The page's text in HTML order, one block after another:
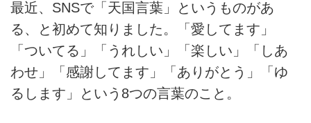
最近、SNSで「天国言葉」というものがあ
る、と初めて知りました。「愛してます」
「ついてる」「うれしい」「楽しい」「しあ
わせ」「感謝してます」「ありがとう」「ゆ
るします」という8つの言葉のこと。